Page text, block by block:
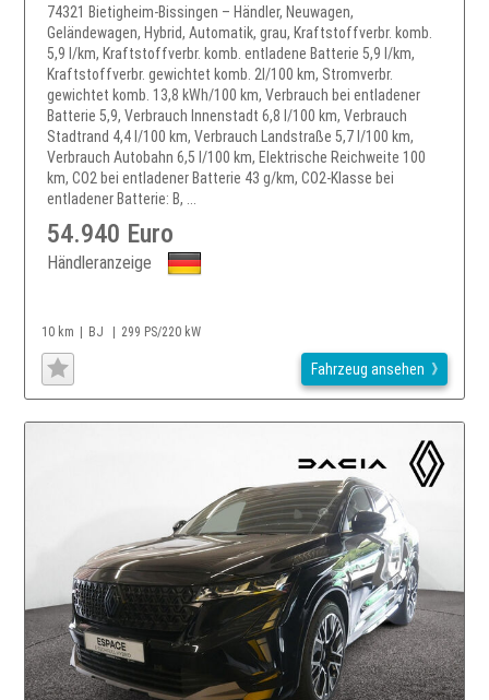
74321 Bietigheim-Bissingen – Händler, Neuwagen,
Geländewagen, Hybrid, Automatik, grau, Kraftstoffverbr. komb.
5,9 l/km, Kraftstoffverbr. komb. entladene Batterie 5,9 l/km,
Kraftstoffverbr. gewichtet komb. 2l/100 km, Stromverbr.
gewichtet komb. 13,8 kWh/100 km, Verbrauch bei entladener
Batterie 5,9, Verbrauch Innenstadt 6,8 l/100 km, Verbrauch
Stadtrand 4,4 l/100 km, Verbrauch Landstraße 5,7 l/100 km,
Verbrauch Autobahn 6,5 l/100 km, Elektrische Reichweite 100
km, CO2 bei entladener Batterie 43 g/km, CO2-Klasse bei
entladener Batterie: B, ...
54.940 Euro
Händleranzeige
10 km BJ 299 PS/220 kW
Fahrzeug ansehen